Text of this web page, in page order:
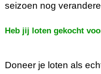
seizoen nog
Heb jij loten gekocht
Doneer je loten als